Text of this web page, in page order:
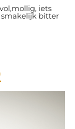
iets
bitter